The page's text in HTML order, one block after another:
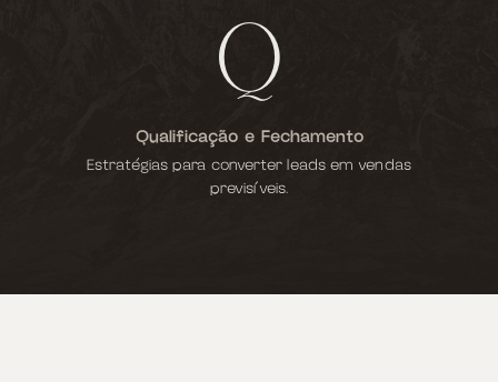
Q
Qualificação e Fechamento
Estratégias para converter leads em vendas
previsíveis.